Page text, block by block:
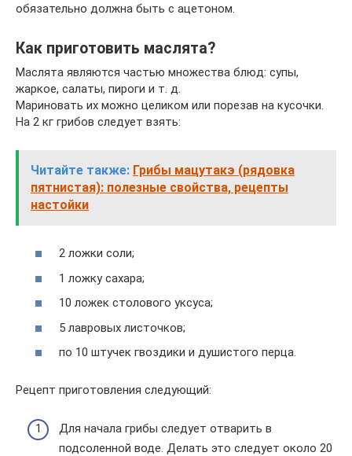
обязательно должна быть с ацетоном.
Как приготовить маслята?
Маслята являются частью множества блюд: супы,
жаркое, салаты, пироги и т. д.
Мариновать их можно целиком или порезав на кусочки.
На 2 кг грибов следует взять:
Читайте также: Грибы мацутакэ (рядовка
пятнистая): полезные свойства, рецепты
настойки
2 ложки соли;
1 ложку сахара;
10 ложек столового уксуса;
5 лавровых листочков;
по 10 штучек гвоздики и душистого перца.
Рецепт приготовления следующий:
Для начала грибы следует отварить в
подсоленной воде. Делать это следует около 20